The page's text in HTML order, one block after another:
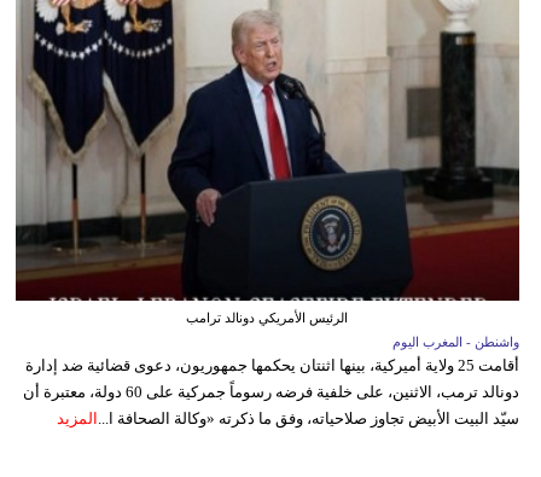
الرئيس الأمريكي دونالد ترامب
واشنطن - المغرب اليوم
أقامت 25 ولاية أميركية، بينها اثنتان يحكمها جمهوريون، دعوى قضائية ضد إدارة
دونالد ترمب، الاثنين، على خلفية فرضه رسوماً جمركية على 60 دولة، معتبرة أن
سيّد البيت الأبيض تجاوز صلاحياته، وفق ما ذكرته «وكالة الصحافة ا...
المزيد